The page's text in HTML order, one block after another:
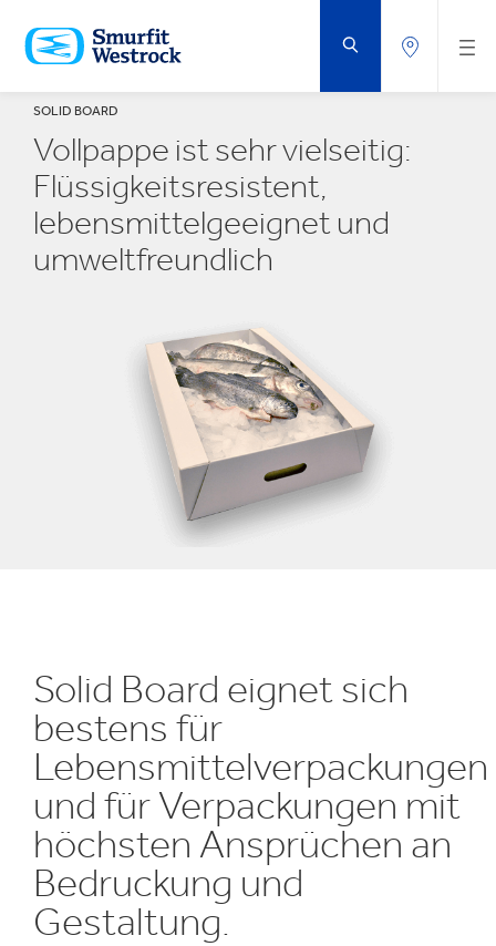
HAUPTINHALT
SPRINGEN
SOLID BOARD
Vollpappe ist sehr vielseitig:
Flüssigkeitsresistent,
lebensmittelgeeignet und
umweltfreundlich
Solid Board eignet sich
bestens für
Lebensmittelverpackungen
und für Verpackungen mit
höchsten Ansprüchen an
Bedruckung und
Gestaltung.